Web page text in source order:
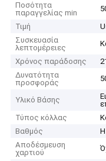
Ποσότητα
παραγγελίας min
Τιμή
Συσκευασία
λεπτομέρειες
Χρόνος παράδοσης
Δυνατότητα
προσφοράς
Υλικό Βάσης
Τύπος κόλλας
Βαθμός
Η
Αποδέσμευση
χαρτιού